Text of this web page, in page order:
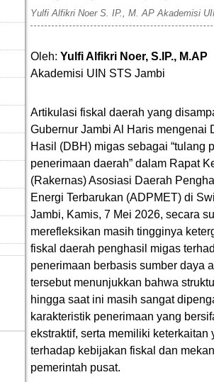
Yulfi Alfikri Noer S. IP., M. AP Akademisi
Oleh: Yulfi Alfikri Noer, S.IP., M.AP
Akademisi UIN STS Jambi
Artikulasi fiskal daerah yang
Gubernur Jambi Al Haris mengenai
Hasil (DBH) migas sebagai “tulang
penerimaan daerah” dalam Rapat
(Rakernas) Asosiasi Daerah
Energi Terbarukan (ADPMET) di
Jambi, Kamis, 7 Mei 2026, secara
merefleksikan masih tingginya
fiskal daerah penghasil migas
penerimaan berbasis sumber daya
tersebut menunjukkan bahwa
hingga saat ini masih sangat
karakteristik penerimaan yang
ekstraktif, serta memiliki keterkaitan
terhadap kebijakan fiskal dan
pemerintah pusat.